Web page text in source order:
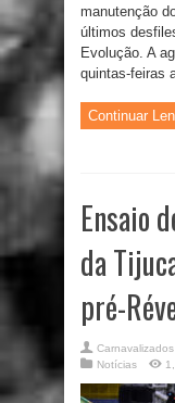
manutenção
últimos
Evolução. A
quintas-feiras
Continuar
Ensaio
da
pré-
Carnavalizados
Notícias